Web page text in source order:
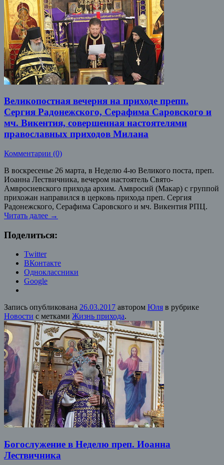
Великопостная вечерня на приходе препп.
Сергия Радонежского, Серафима Саровского и
мч. Викентия, совершенная настоятелями
православных приходов Милана
Комментарии (0)
В воскресенье 26 марта, в Неделю 4-ю Великого поста, преп.
Иоанна Лествичника, вечером настоятель Свято-
Амвросиевского прихода архим. Амвросий (Макар) с группой
прихожан направился в церковь прихода преп. Сергия
Радонежского, Серафима Саровского и мч. Викентия РПЦ.
Читать далее →
Поделиться:
Twitter
ВКонтакте
Одноклассники
Google
Запись опубликована 26.03.2017 автором Юля в рубрике
Новости с метками Жизнь прихода.
Богослужение в Неделю преп. Иоанна
Лествичника